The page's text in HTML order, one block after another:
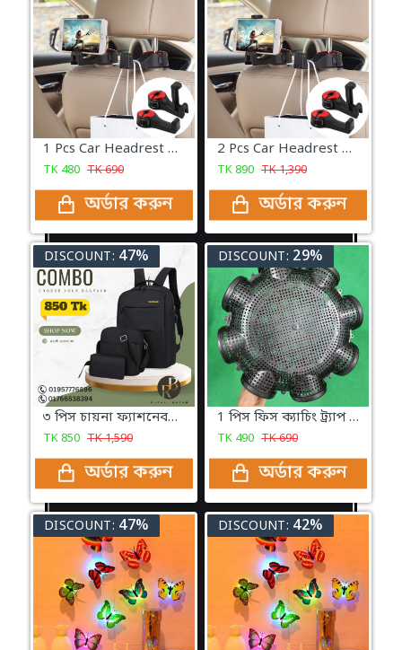
1 Pcs Car Headrest Tap Holder 2 in 1 Car Mobile Holder With Cup Holder And Back Seat Hook
TK 480 TK690
অর্ডার করুন
2 Pcs Car Headrest Tap Holder 2 in 1 Car Mobile Holder With Cup Holder And Back Seat Hook
TK890 TK1,390
অর্ডার করুন
DISCOUNT: 47%
৩ পিস চায়না ফ্যাশনেবলস ব্যাকপ্যাক কম্বো সেট
TK850 TK1,590
অর্ডার করুন
DISCOUNT: 29%
1 পিস ফিস ক্যাচিং ট্র্যাপ ৮ মাথা মাছ ধরা ফিসিং ট্রাপ
TK 490 TK690
অর্ডার করুন
DISCOUNT: 47% DISCOUNT: 42%